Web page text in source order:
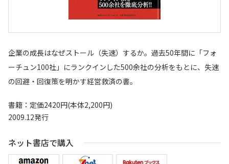
企業の成長はなぜストール（失速）するか。過去50年間に「フォ
ーチュン100社」にランクインした500余社の分析をもとに、失速
の回避・回復策を明かす経営救済の書。
書籍：定価2420円(本体2,200円)
2009.12発行
ネット書店で購入